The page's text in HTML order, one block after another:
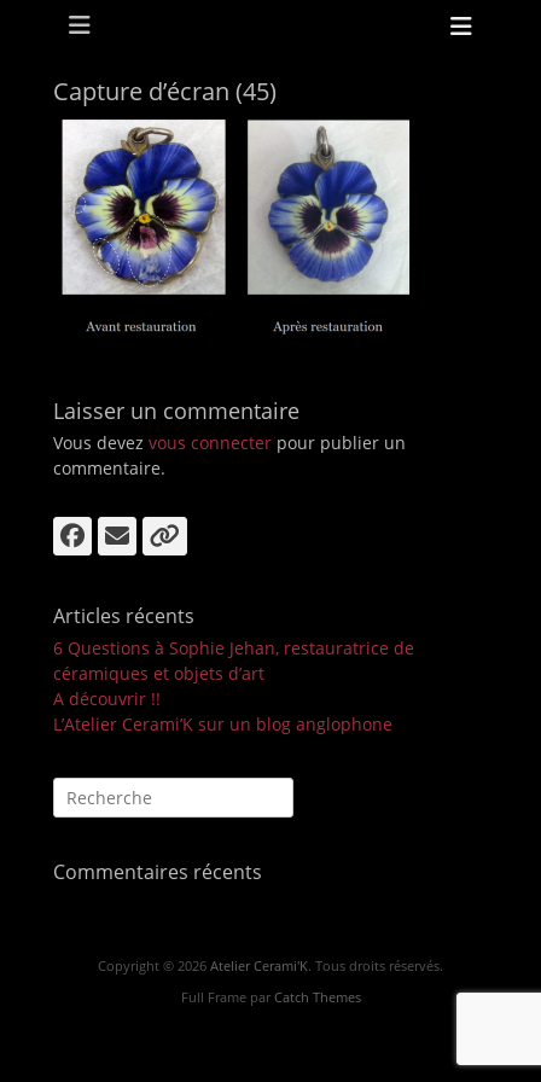
Menu principal
Aller
au
Capture d’écran (45)
Laisser un commentaire
Vous devez vous connecter pour publier un
commentaire.
Facebook
E-
mail
Articles récents
6 Questions à Sophie Jehan, restauratrice de
céramiques et objets d’art
A découvrir !!
L’Atelier Cerami’K sur un blog anglophone
Recherche
pour :
Commentaires récents
Copyright © 2026 Atelier Cerami'K. Tous droits réservés.
Full Frame par Catch Themes